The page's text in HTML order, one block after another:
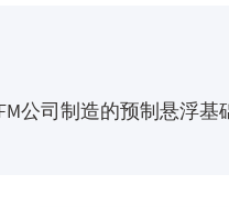
公司制造的预制悬浮基